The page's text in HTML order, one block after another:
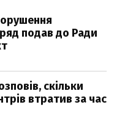
подав до Ради
скільки
втратив за час